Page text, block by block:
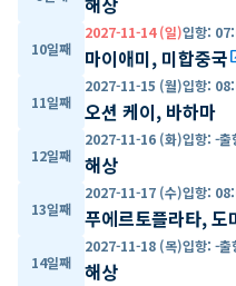
10일째
2027-11-14 (일)입항:
마이애미, 미합중국
11일째
2027-11-15 (월)입항:
오션 케이, 바하마
12일째
2027-11-16 (화)입항: -출
해상
13일째
2027-11-17 (수)입항:
푸에르토플라타, 도
14일째
2027-11-18 (목)입항: -출
해상